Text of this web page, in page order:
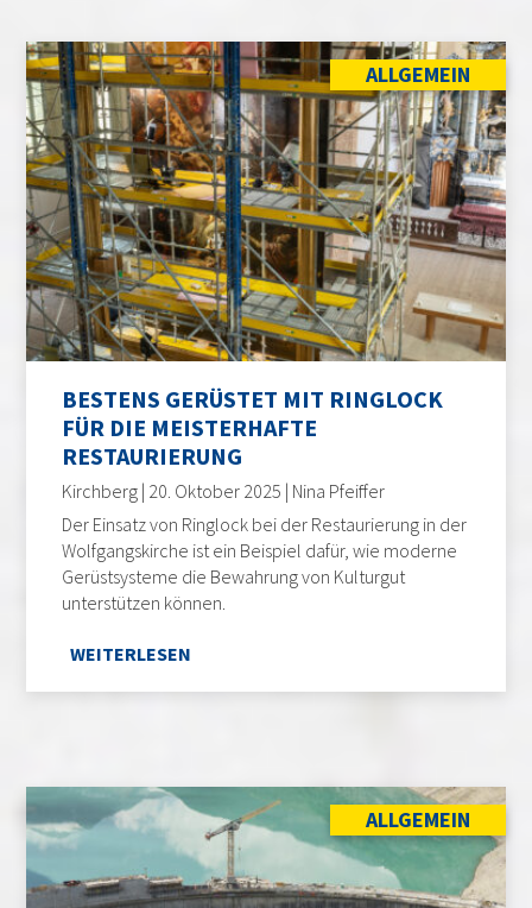
ALLGEMEIN
BESTENS GERÜSTET MIT RINGLOCK
FÜR DIE MEISTERHAFTE
RESTAURIERUNG
Kirchberg | 20. Oktober 2025 | Nina Pfeiffer
Der Einsatz von Ringlock bei der Restaurierung in der
Wolfgangskirche ist ein Beispiel dafür, wie moderne
Gerüstsysteme die Bewahrung von Kulturgut
unterstützen können.
WEITERLESEN
ALLGEMEIN